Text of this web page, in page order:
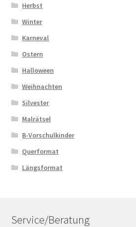
Herbst
Winter
Karneval
Ostern
Halloween
Weihnachten
Silvester
Malrätsel
B-Vorschulkinder
Querformat
Längsformat
Service/Beratung